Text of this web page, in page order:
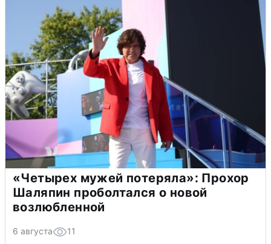
«Четырех мужей потеряла»: Прохор
Шаляпин проболтался о новой
возлюбленной
6 августа 11